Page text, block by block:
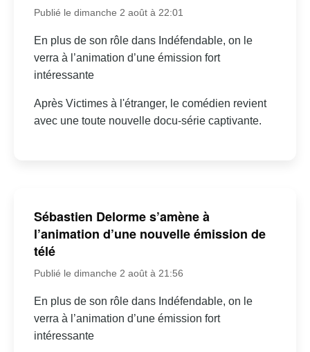
Publié le dimanche 2 août à 22:01
En plus de son rôle dans Indéfendable, on le
verra à l’animation d’une émission fort
intéressante
Après Victimes à l'étranger, le comédien revient
avec une toute nouvelle docu-série captivante.
Sébastien Delorme s’amène à
l’animation d’une nouvelle émission de
télé
Publié le dimanche 2 août à 21:56
En plus de son rôle dans Indéfendable, on le
verra à l’animation d’une émission fort
intéressante